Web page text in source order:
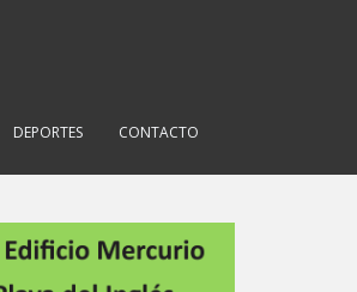
DEPORTES CONTACTO